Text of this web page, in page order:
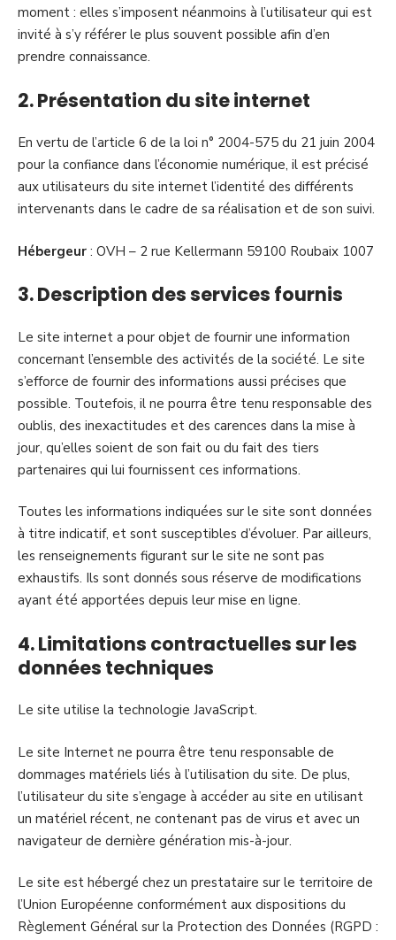
moment : elles s’imposent néanmoins à l’utilisateur qui est
invité à s’y référer le plus souvent possible afin d’en
prendre connaissance.
2. Présentation du site internet
En vertu de l’article 6 de la loi n° 2004-575 du 21 juin 2004
pour la confiance dans l’économie numérique, il est précisé
aux utilisateurs du site internet l’identité des différents
intervenants dans le cadre de sa réalisation et de son suivi.
Hébergeur : OVH – 2 rue Kellermann 59100 Roubaix 1007
3. Description des services fournis
Le site internet a pour objet de fournir une information
concernant l’ensemble des activités de la société. Le site
s’efforce de fournir des informations aussi précises que
possible. Toutefois, il ne pourra être tenu responsable des
oublis, des inexactitudes et des carences dans la mise à
jour, qu’elles soient de son fait ou du fait des tiers
partenaires qui lui fournissent ces informations.
Toutes les informations indiquées sur le site sont données
à titre indicatif, et sont susceptibles d’évoluer. Par ailleurs,
les renseignements figurant sur le site ne sont pas
exhaustifs. Ils sont donnés sous réserve de modifications
ayant été apportées depuis leur mise en ligne.
4. Limitations contractuelles sur les
données techniques
Le site utilise la technologie JavaScript.
Le site Internet ne pourra être tenu responsable de
dommages matériels liés à l’utilisation du site. De plus,
l’utilisateur du site s’engage à accéder au site en utilisant
un matériel récent, ne contenant pas de virus et avec un
navigateur de dernière génération mis-à-jour.
Le site est hébergé chez un prestataire sur le territoire de
l’Union Européenne conformément aux dispositions du
Règlement Général sur la Protection des Données (RGPD :